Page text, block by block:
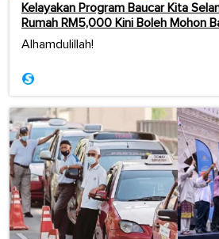
Kelayakan Program Baucar Kita
Rumah RM5,000 Kini Boleh Mohon
Alhamdulillah!